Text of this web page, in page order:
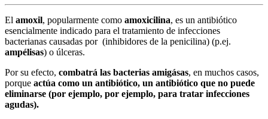
El amoxil, popularmente como amoxicilina, es un antibiótico
esencialmente indicado para el tratamiento de infecciones
bacterianas causadas por (inhibidores de la penicilina) (p.ej.
ampélisas) o úlceras.
Por su efecto, combatrá las bacterias amigásas, en muchos casos,
porque actúa como un antibiótico, un antibiótico que no puede
eliminarse (por ejemplo, por ejemplo, para tratar infecciones
agudas).